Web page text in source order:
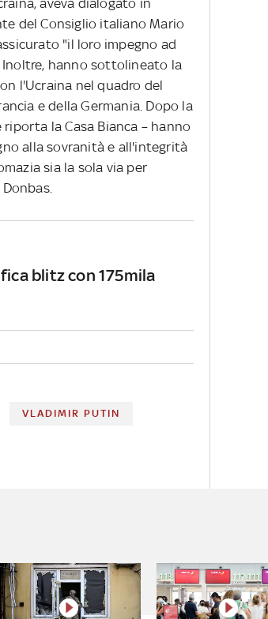
del Consiglio italiano Mario
"il loro impegno ad
Inoltre, hanno sottolineato la
l'Ucraina nel quadro del
e della Germania. Dopo la
la Casa Bianca – hanno
alla sovranità e all'integrità
sia la sola via per
blitz con 175mila
VLADIMIR PUTIN